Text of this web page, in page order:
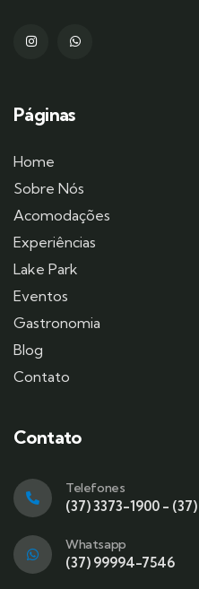
Páginas
Home
Sobre Nós
Acomodações
Experiências
Lake Park
Eventos
Gastronomia
Blog
Contato
Contato
Telefones
(37) 3373-1900 -
Whatsapp
(37) 99994-7546